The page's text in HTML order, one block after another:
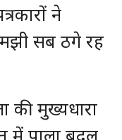
ने
सब ठगे रह
की मुख्यधारा
में पाला बदल